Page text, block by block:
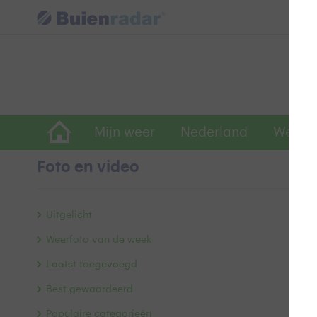
Mijn weer Nederland
Foto en video
Uitgelicht
Weerfoto van de week
Laatst toegevoegd
Best gewaardeerd
Populaire categorieën